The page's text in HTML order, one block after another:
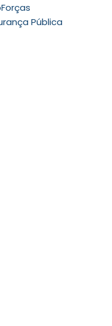
Forças
Pública